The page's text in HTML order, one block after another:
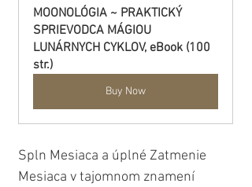
MOONOLÓGIA ~ PRAKTICKÝ
SPRIEVODCA MÁGIOU
LUNÁRNYCH CYKLOV, eBook (100
str.)
Buy Now
Spln Mesiaca a úplné Zatmenie
Mesiaca v tajomnom znamení